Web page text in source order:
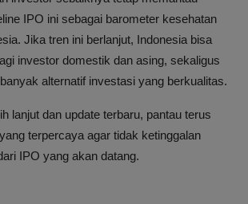
IPO ini sebagai barometer kesehatan
Jika tren ini berlanjut, Indonesia bisa
investor domestik dan asing, sekaligus
alternatif investasi yang berkualitas.
lanjut dan update terbaru, pantau terus
terpercaya agar tidak ketinggalan
IPO yang akan datang.